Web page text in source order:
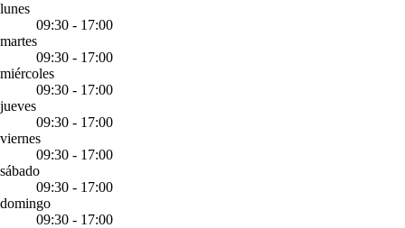
lunes
09:30 - 17:00
martes
09:30 - 17:00
miércoles
09:30 - 17:00
jueves
09:30 - 17:00
viernes
09:30 - 17:00
sábado
09:30 - 17:00
domingo
09:30 - 17:00